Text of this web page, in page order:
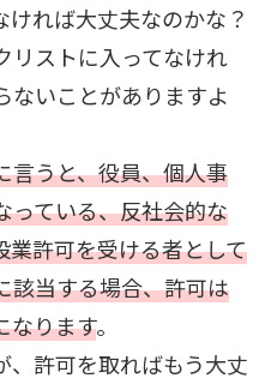
れば大丈夫なのかな？
リストに入ってなけれ
ないことがありますよ
言うと、役員、個人事
っている、反社会的な
業許可を受ける者として
該当する場合、許可は
なります。
、許可を取ればもう大丈